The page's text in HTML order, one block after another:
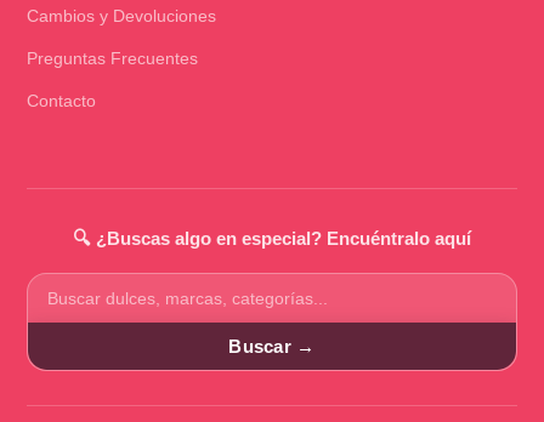
Cambios y Devoluciones
Preguntas Frecuentes
Contacto
🔍 ¿Buscas algo en especial? Encuéntralo aquí
Buscar
productos
Buscar →